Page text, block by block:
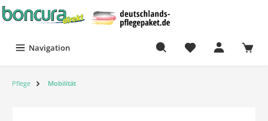
Navigation
Pflege Mobilität